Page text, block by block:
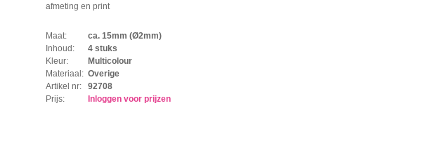
afmeting en print
Maat:
ca. 15mm (Ø2mm)
Inhoud:
4 stuks
Kleur:
Multicolour
Materiaal: Overige
Artikel nr:
92708
Prijs:
Inloggen voor prijzen